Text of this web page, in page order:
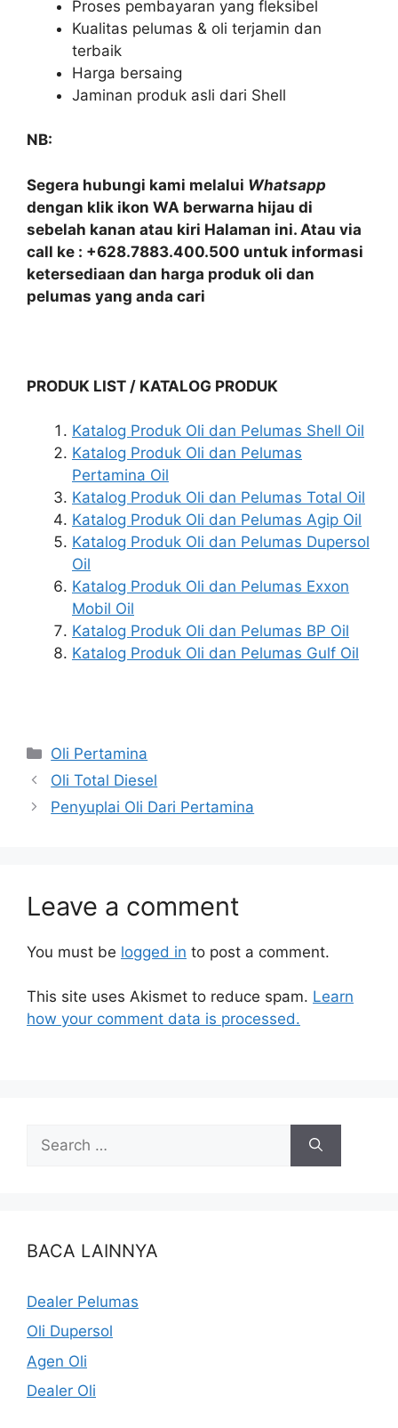
Proses pembayaran yang fleksibel
Kualitas pelumas & oli terjamin dan
terbaik
Harga bersaing
Jaminan produk asli dari Shell
NB:
Segera hubungi kami melalui Whatsapp
dengan klik ikon WA berwarna hijau di
sebelah kanan atau kiri Halaman ini. Atau via
call ke : +628.7883.400.500 untuk informasi
ketersediaan dan harga produk oli dan
pelumas yang anda cari
PRODUK LIST / KATALOG PRODUK
Katalog Produk Oli dan Pelumas Shell Oil
Katalog Produk Oli dan Pelumas
Pertamina Oil
Katalog Produk Oli dan Pelumas Total Oil
Katalog Produk Oli dan Pelumas Agip Oil
Katalog Produk Oli dan Pelumas Dupersol
Oil
Katalog Produk Oli dan Pelumas Exxon
Mobil Oil
Katalog Produk Oli dan Pelumas BP Oil
Katalog Produk Oli dan Pelumas Gulf Oil
Oli Pertamina
Oli Total Diesel
Penyuplai Oli Dari Pertamina
Leave a comment
You must be logged in to post a comment.
This site uses Akismet to reduce spam. Learn
how your comment data is processed.
BACA LAINNYA
Dealer Pelumas
Oli Dupersol
Agen Oli
Dealer Oli